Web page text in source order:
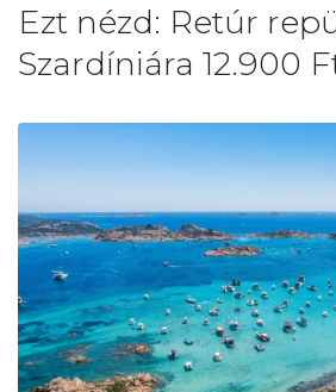
Ezt nézd: Retúr
Szardíniára 12.900